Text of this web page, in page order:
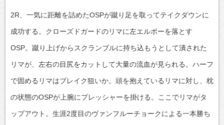
2R、一気に距離を詰めたOSPが蹴り足を取ってテイクダウンに
成功する。クローズドガードのリマに左エルボーを落とす
OSP。蹴り上げからスクランブルに持ち込もうとして潰された
リマが、左右の目尻をカットして大量の流血が見られる。ハーフ
で固めるリマはブレイク狙いか。頭を抱えているリマに対し、枕
の状態のOSPが上腕にプレッシャーを掛ける。ここでリマがタ
ップアウト。生涯2度目のヴァンフルーチョークによる一本勝ち